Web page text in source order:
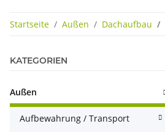
Startseite Außen Dachaufbau
KATEGORIEN
Außen
Aufbewahrung / Transport